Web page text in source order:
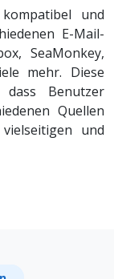
und
E-Mail-
SeaMonkey,
mehr. Diese
Benutzer
Quellen
und